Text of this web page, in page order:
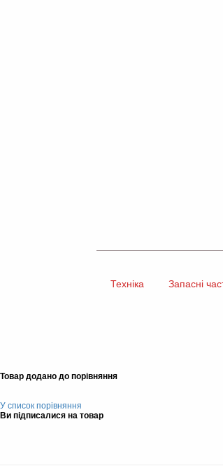
Техніка Запасні
Товар додано до порівняння
У список порівняння
Ви підписалися на товар